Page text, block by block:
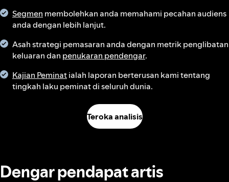
Segmen membolehkan anda memahami pecahan audiens
anda dengan lebih lanjut.
Asah strategi pemasaran anda dengan metrik penglibatan
keluaran dan penukaran pendengar.
Kajian Peminatialah laporan berterusan kami tentang
tingkah laku peminat di seluruh dunia.
Teroka analisis
Dengar pendapat artis